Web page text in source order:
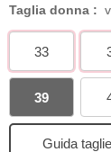
Taglia donna :
33
39
Guida taglie